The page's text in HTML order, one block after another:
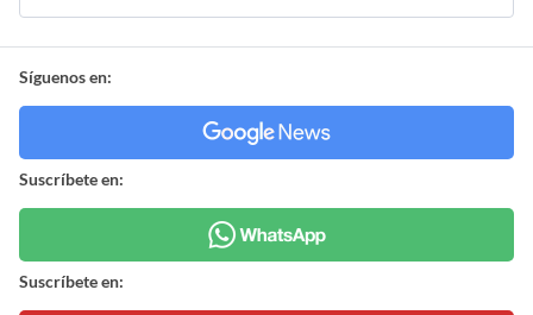
Síguenos en:
Suscríbete en:
Suscríbete en: